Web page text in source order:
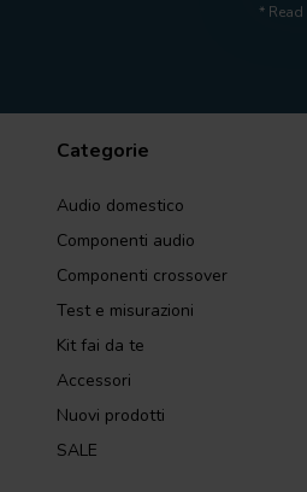
*
Categorie
Audio domestico
Componenti audio
Componenti crossover
Test e misurazioni
Kit fai da te
Accessori
Nuovi prodotti
SALE